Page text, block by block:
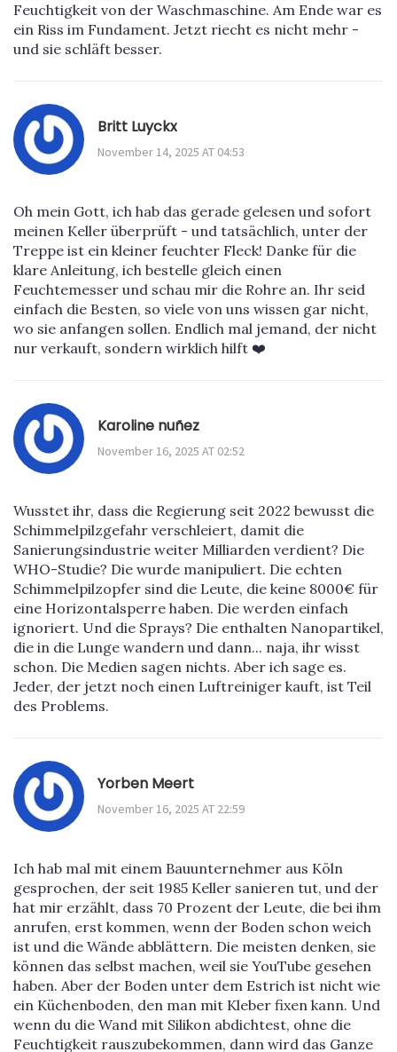
Feuchtigkeit von der Waschmaschine. Am Ende war es
ein Riss im Fundament. Jetzt riecht es nicht mehr -
und sie schläft besser.
Britt Luyckx
November 14, 2025 AT 04:53
Oh mein Gott, ich hab das gerade gelesen und sofort
meinen Keller überprüft - und tatsächlich, unter der
Treppe ist ein kleiner feuchter Fleck! Danke für die
klare Anleitung, ich bestelle gleich einen
Feuchtemesser und schau mir die Rohre an. Ihr seid
einfach die Besten, so viele von uns wissen gar nicht,
wo sie anfangen sollen. Endlich mal jemand, der nicht
nur verkauft, sondern wirklich hilft ❤️
Karoline nuñez
November 16, 2025 AT 02:52
Wusstet ihr, dass die Regierung seit 2022 bewusst die
Schimmelpilzgefahr verschleiert, damit die
Sanierungsindustrie weiter Milliarden verdient? Die
WHO-Studie? Die wurde manipuliert. Die echten
Schimmelpilzopfer sind die Leute, die keine 8000€ für
eine Horizontalsperre haben. Die werden einfach
ignoriert. Und die Sprays? Die enthalten Nanopartikel,
die in die Lunge wandern und dann... naja, ihr wisst
schon. Die Medien sagen nichts. Aber ich sage es.
Jeder, der jetzt noch einen Luftreiniger kauft, ist Teil
des Problems.
Yorben Meert
November 16, 2025 AT 22:59
Ich hab mal mit einem Bauunternehmer aus Köln
gesprochen, der seit 1985 Keller sanieren tut, und der
hat mir erzählt, dass 70 Prozent der Leute, die bei ihm
anrufen, erst kommen, wenn der Boden schon weich
ist und die Wände abblättern. Die meisten denken, sie
können das selbst machen, weil sie YouTube gesehen
haben. Aber der Boden unter dem Estrich ist nicht wie
ein Küchenboden, den man mit Kleber fixen kann. Und
wenn du die Wand mit Silikon abdichtest, ohne die
Feuchtigkeit rauszubekommen, dann wird das Ganze